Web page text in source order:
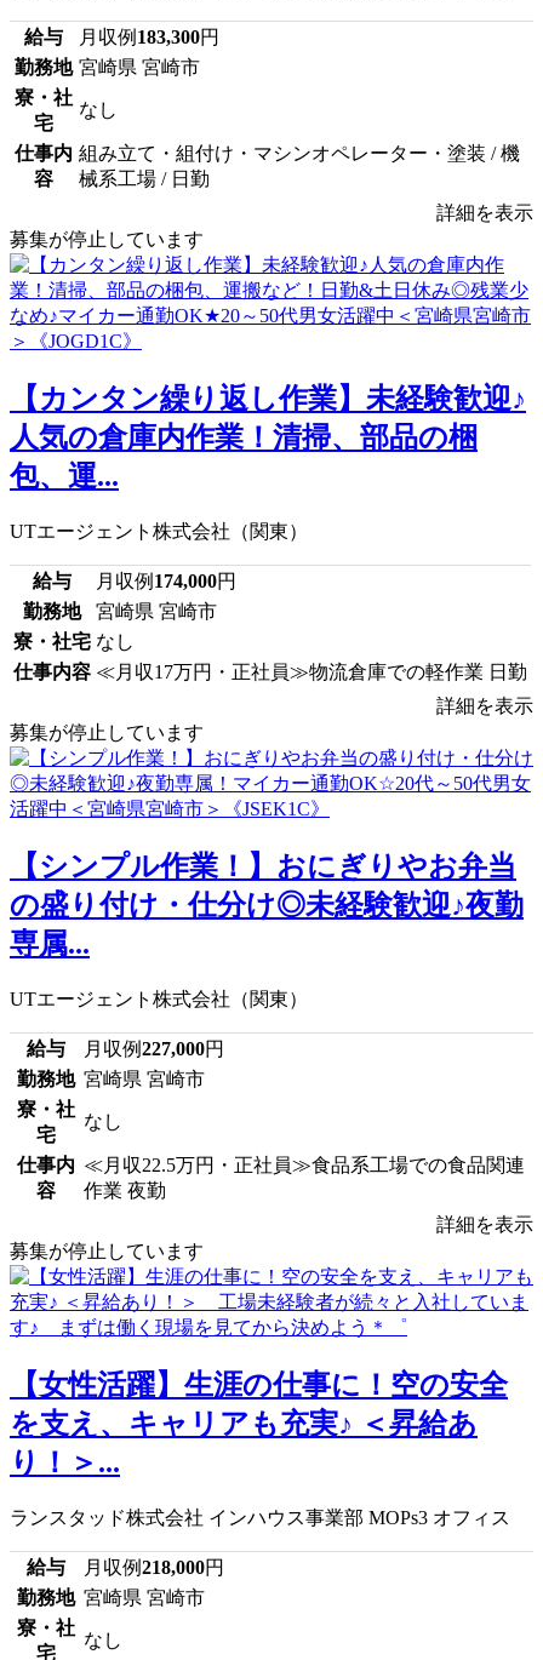
給与 月収例 183,300円
勤務地 宮崎県 宮崎市
寮・社
宅
なし
仕事内
容
組み立て・組付け・マシンオペレーター・塗装 / 機
械系工場 / 日勤
詳細を表示
募集が停止しています
【カンタン繰り返し作業】未経験歓迎♪
人気の倉庫内作業！清掃、部品の梱
包、運...
UTエージェント株式会社（関東）
給与 月収例 174,000円
勤務地
宮崎県 宮崎市
寮・社宅 なし
仕事内容 ≪月収17万円・正社員≫物流倉庫での軽作業 日勤
詳細を表示
募集が停止しています
【シンプル作業！】おにぎりやお弁当
の盛り付け・仕分け◎未経験歓迎♪夜勤
専属...
UTエージェント株式会社（関東）
給与 月収例227,000円
勤務地 宮崎県 宮崎市
寮・社
宅
なし
仕事内
容
≪月収22.5万円・正社員≫食品系工場での食品関連
作業 夜勤
詳細を表示
募集が停止しています
【女性活躍】生涯の仕事に！空の安全
を支え、キャリアも充実♪ ＜昇給あ
り！＞...
ランスタッド株式会社 インハウス事業部 MOPs3 オフィス
給与 月収例218,000円
勤務地 宮崎県 宮崎市
寮・社
宅
なし